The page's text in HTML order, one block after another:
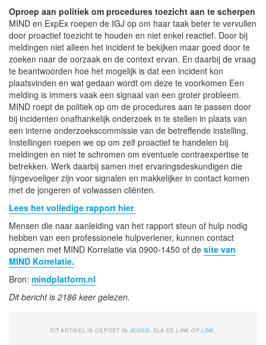
Oproep aan politiek om procedures toezicht aan te scherpen
MIND en ExpEx roepen de IGJ op om haar taak beter te vervullen
door proactief toezicht te houden en niet enkel reactief. Door bij
meldingen niet alleen het incident te bekijken maar goed door te
zoeken naar de oorzaak en de context ervan. En daarbij de vraag
te beantwoorden hoe het mogelijk is dat een incident kon
plaatsvinden en wat gedaan wordt om deze te voorkomen Een
melding is immers vaak een signaal van een groter probleem.
MIND roept de politiek op om de procedures aan te passen door
bij incidenten onafhankelijk onderzoek in te stellen in plaats van
een interne onderzoekscommissie van de betreffende instelling.
Instellingen roepen we op om zelf proactief te handelen bij
meldingen en niet te schromen om eventuele contraexpertise te
betrekken. Werk daarbij samen met ervaringsdeskundigen die
fijngevoeliger zijn voor signalen en makkelijker in contact komen
met de jongeren of volwassen cliënten.
Lees het volledige rapport hier
Mensen die naar aanleiding van het rapport steun of hulp nodig
hebben van een professionele hulpverlener, kunnen contact
opnemen met MIND Korrelatie via 0900-1450 of de site van
MIND Korrelatie.
Bron: mindplatform.nl
Dit bericht is 2186 keer gelezen.
DIT ARTIKEL IS GEPOST IN JEUGD . SLA DE LINK OP. LINK